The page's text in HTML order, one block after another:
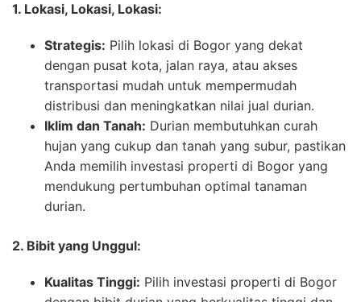
1. Lokasi, Lokasi, Lokasi:
Strategis: Pilih lokasi di Bogor yang dekat
dengan pusat kota, jalan raya, atau akses
transportasi mudah untuk mempermudah
distribusi dan meningkatkan nilai jual durian.
Iklim dan Tanah: Durian membutuhkan curah
hujan yang cukup dan tanah yang subur, pastikan
Anda memilih investasi properti di Bogor yang
mendukung pertumbuhan optimal tanaman
durian.
2. Bibit yang Unggul:
Kualitas Tinggi: Pilih investasi properti di Bogor